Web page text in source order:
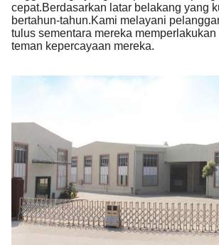
cepat.Berdasarkan latar belakang yang
bertahun-tahun.Kami melayani
tulus sementara mereka
teman kepercayaan mereka.